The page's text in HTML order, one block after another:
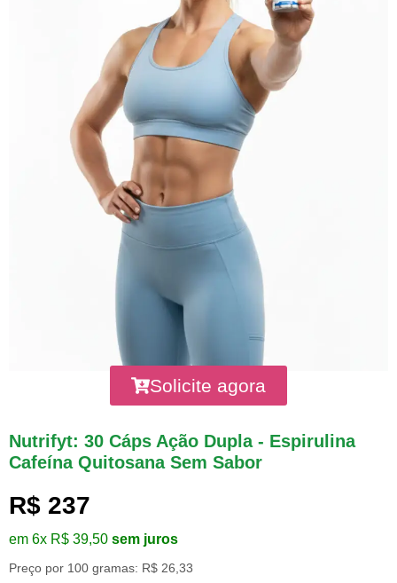
Solicite agora
Nutrifyt: 30 Cáps Ação Dupla - Espirulina
Cafeína Quitosana Sem Sabor
R$ 237
em 6x R$ 39,50 sem juros
Preço por 100 gramas: R$ 26,33